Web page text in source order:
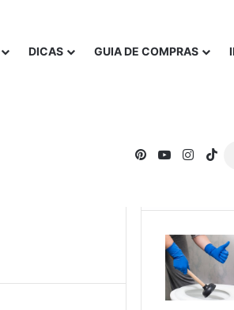
DICAS GUIA DE COMPRAS
PinterestYouTube